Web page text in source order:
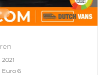
2021
Euro 6